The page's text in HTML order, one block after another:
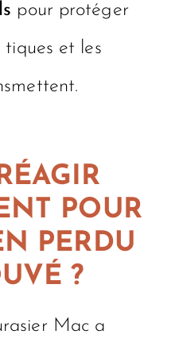
pour protéger
tiques et les
POUR
PERDU
?
Mac a